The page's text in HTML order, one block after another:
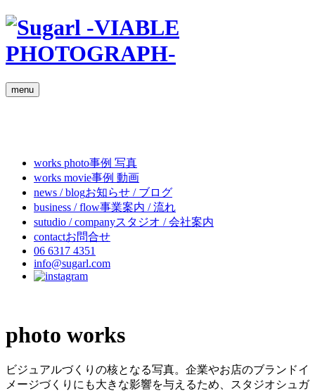
menu
works photo事例 写真
works movie事例 動画
news / blogお知らせ / ブログ
business / flow事業案内 / 流れ
sutudio / companyスタジオ / 会社案内
contactお問合せ
06 6317 4351
info@sugarl.com
photo works
ビジュアルづくりの核となる写真。企業やお店のブランドイ
メージづくりにも大きな影響を与えるため、スタジオシュガ